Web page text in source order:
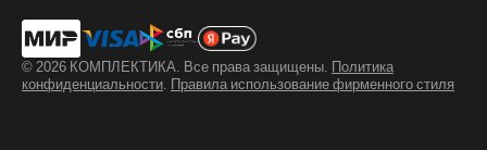
© 2026 КОМПЛЕКТИКА. Все права защищены. Политика
конфиденциальности Правила использование фирменного стиля